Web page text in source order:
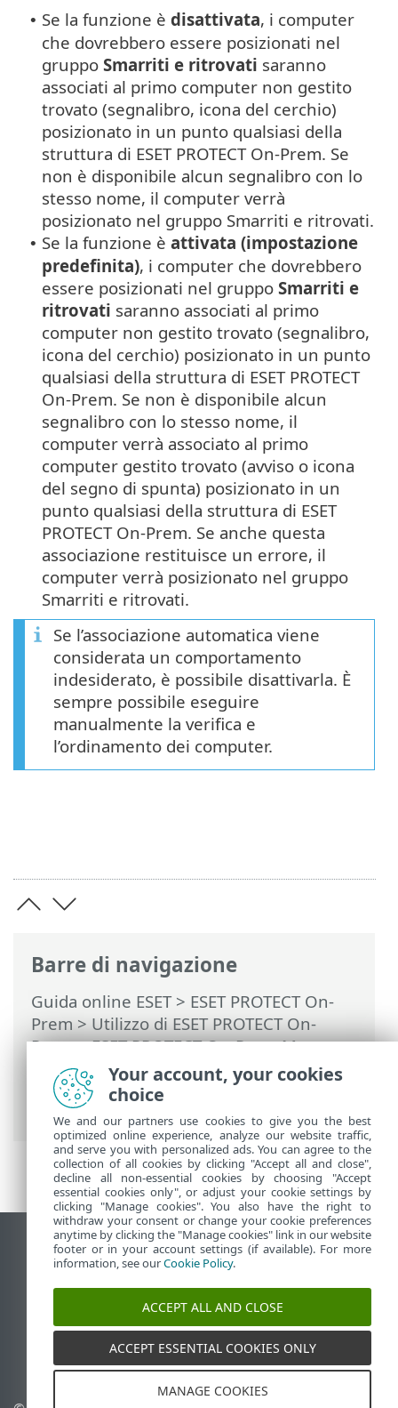
Barre di navigazione
Guida online ESET> ESET PROTECT On-
Prem > Utilizzo di ESET PROTECT On-
Prem>ESET PROTECT On-Prem Menu
principale >Altro>Impostazioni>
Associa automaticamente i computer
trovati
• Se la funzione è disattivata, i computer
che dovrebbero essere posizionati nel
gruppo Smarriti e ritrovati saranno
associati al primo computer non gestito
trovato (segnalibro, icona del cerchio)
posizionato in un punto qualsiasi della
struttura di ESET PROTECT On-Prem. Se
non è disponibile alcun segnalibro con lo
stesso nome, il computer verrà
posizionato nel gruppo Smarriti e ritrovati.
• Se la funzione è attivata (impostazione
predefinita), i computer che dovrebbero
essere posizionati nel gruppo Smarriti e
ritrovati saranno associati al primo
computer non gestito trovato (segnalibro,
icona del cerchio) posizionato in un punto
qualsiasi della struttura di ESET PROTECT
On-Prem. Se non è disponibile alcun
segnalibro con lo stesso nome, il
computer verrà associato al primo
computer gestito trovato (avviso o icona
del segno di spunta) posizionato in un
punto qualsiasi della struttura di ESET
PROTECT On-Prem. Se anche questa
associazione restituisce un errore, il
computer verrà posizionato nel gruppo
Smarriti e ritrovati.
Se l’associazione automatica viene
considerata un comportamento
indesiderato, è possibile disattivarla. È
sempre possibile eseguire
manualmente la verifica e
l’ordinamento dei computer.
Visualizza sito desktop
End of Life
ESET Knowledge Base
ESET Status Portal
Supporto regionale
Your account, your cookies
choice
We and our partners use cookies to give you the best
optimized online experience, analyze our website traffic,
and serve you with personalized ads. You can agree to the
collection of all cookies by clicking "Accept all and close",
decline all non-essential cookies by choosing "Accept
essential cookies only", or adjust your cookie settings by
clicking "Manage cookies". You also have the right to
withdraw your consent or change your cookie preferences
anytime by clicking the "Manage cookies" link in our website
footer or in your account settings (if available). For more
information, see ourCookie Policy.
ACCEPT ALL AND CLOSE
ACCEPT ESSENTIAL COOKIES ONLY
MANAGE COOKIES